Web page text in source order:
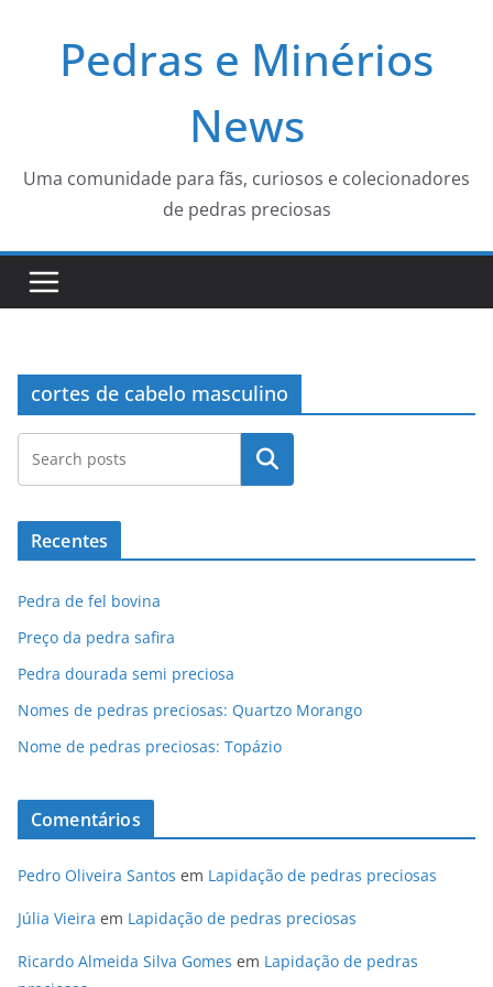
Pedras e Minérios
News
Uma comunidade para fãs, curiosos e colecionadores
de pedras preciosas
cortes de cabelo masculino
Pesquisar
Recentes
Pedra de fel bovina
Preço da pedra safira
Pedra dourada semi preciosa
Nomes de pedras preciosas: Quartzo Morango
Nome de pedras preciosas: Topázio
Comentários
Pedro Oliveira Santos em Lapidação de pedras preciosas
Júlia Vieira em Lapidação de pedras preciosas
Ricardo Almeida Silva Gomes em Lapidação de pedras